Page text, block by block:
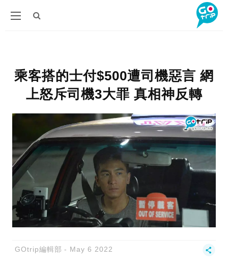
乘客搭的士付$500遭司機惡言 網
上怒斥司機3大罪 真相神反轉
GOtrip編輯部 May 6 2022